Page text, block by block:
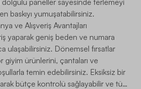
baskıyı yumuşatabilirsiniz.
ve Alışveriş Avantajları
yaparak geniş beden ve numara
ulaşabilirsiniz. Dönemsel fırsatlar
giyim ürünlerini, çantaları ve
temin edebilirsiniz. Eksiksiz bir
bütçe kontrolü sağlayabilir ve tüm